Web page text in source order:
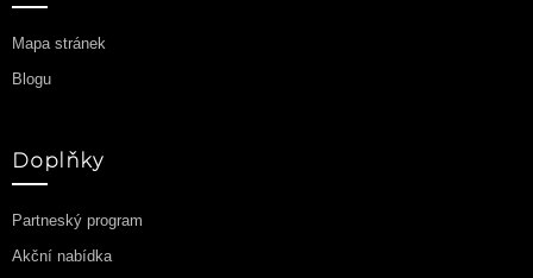
Mapa stránek
Blogu
Doplňky
Partneský program
Akční nabídka